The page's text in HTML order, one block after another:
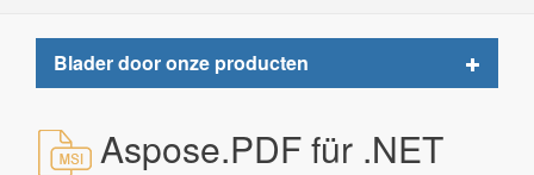
Blader door onze producten
Toggle
Aspose.PDF für .NET